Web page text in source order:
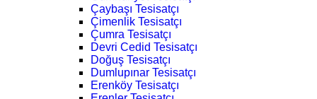
Çaybaşı Tesisatçı
Çimenlik Tesisatçı
Çumra Tesisatçı
Devri Cedid Tesisatçı
Doğuş Tesisatçı
Dumlupınar Tesisatçı
Erenköy Tesisatçı